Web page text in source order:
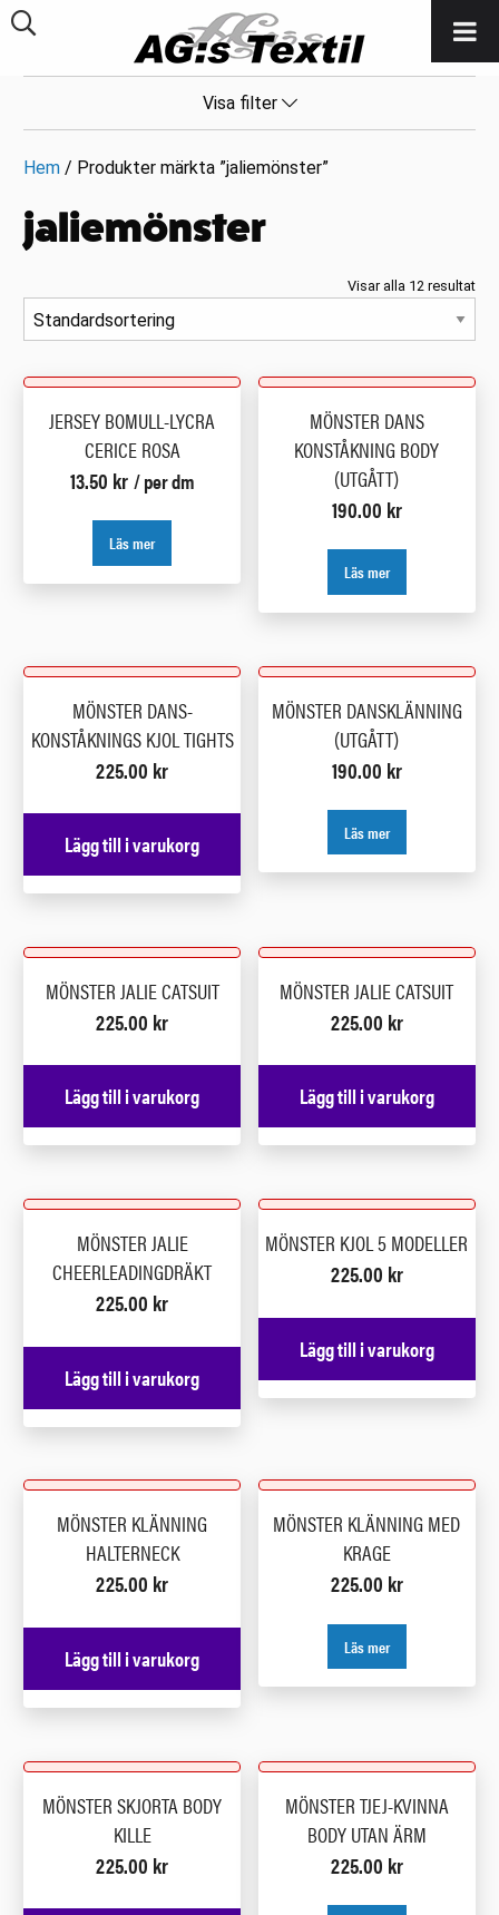
Visa filter
Hem / Produkter märkta ”jaliemönster”
jaliemönster
Visar alla 12 resultat
JERSEY BOMULL-LYCRA
CERICE ROSA
13.50 kr / per dm
Läs mer
MÖNSTER DANS
KONSTÅKNING BODY
(UTGÅTT)
190.00 kr
Läs mer
MÖNSTER DANS-
KONSTÅKNINGS KJOL TIGHTS
225.00 kr
Lägg till i varukorg
MÖNSTER DANSKLÄNNING
(UTGÅTT)
190.00 kr
Läs mer
MÖNSTER JALIE CATSUIT
225.00 kr
Lägg till i varukorg
MÖNSTER JALIE CATSUIT
225.00 kr
Lägg till i varukorg
MÖNSTER JALIE
CHEERLEADINGDRÄKT
225.00 kr
Lägg till i varukorg
MÖNSTER KJOL 5 MODELLER
225.00 kr
Lägg till i varukorg
MÖNSTER KLÄNNING
HALTERNECK
225.00 kr
Lägg till i varukorg
MÖNSTER KLÄNNING MED
KRAGE
225.00 kr
Läs mer
MÖNSTER SKJORTA BODY
KILLE
225.00 kr
MÖNSTER TJEJ-KVINNA
BODY UTAN ÄRM
225.00 kr